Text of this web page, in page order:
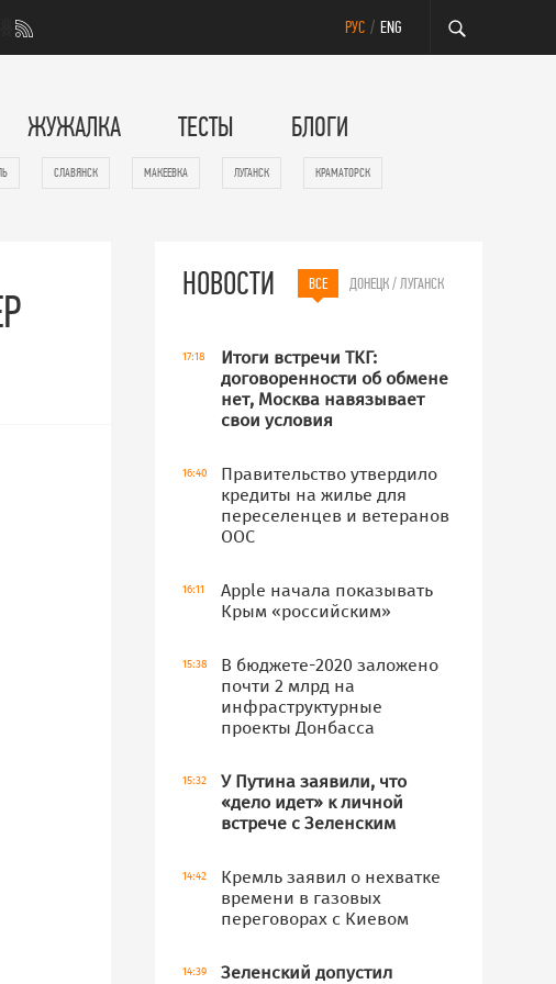
РУС / ENG
ЖУЖАЛКА ТЕСТЫ
БЛОГИ
СЛАВЯНСК МАКЕЕВКА ЛУГАНСК КРАМАТОРСК
НОВОСТИ ДОНЕЦК / ЛУГАНСК
ВСЕ
17:18
Итоги встречи ТКГ:
договоренности об обмене
нет, Москва навязывает
свои условия
16:40
Правительство утвердило
кредиты на жилье для
переселенцев и ветеранов
ООС
16:11
Apple начала показывать
Крым «российским»
15:38
В бюджете-2020 заложено
почти 2 млрд на
инфраструктурные
проекты Донбасса
15:32
У Путина заявили, что
«дело идет» к личной
встрече с Зеленским
14:42
Кремль заявил о нехватке
времени в газовых
переговорах с Киевом
14:39
Зеленский допустил